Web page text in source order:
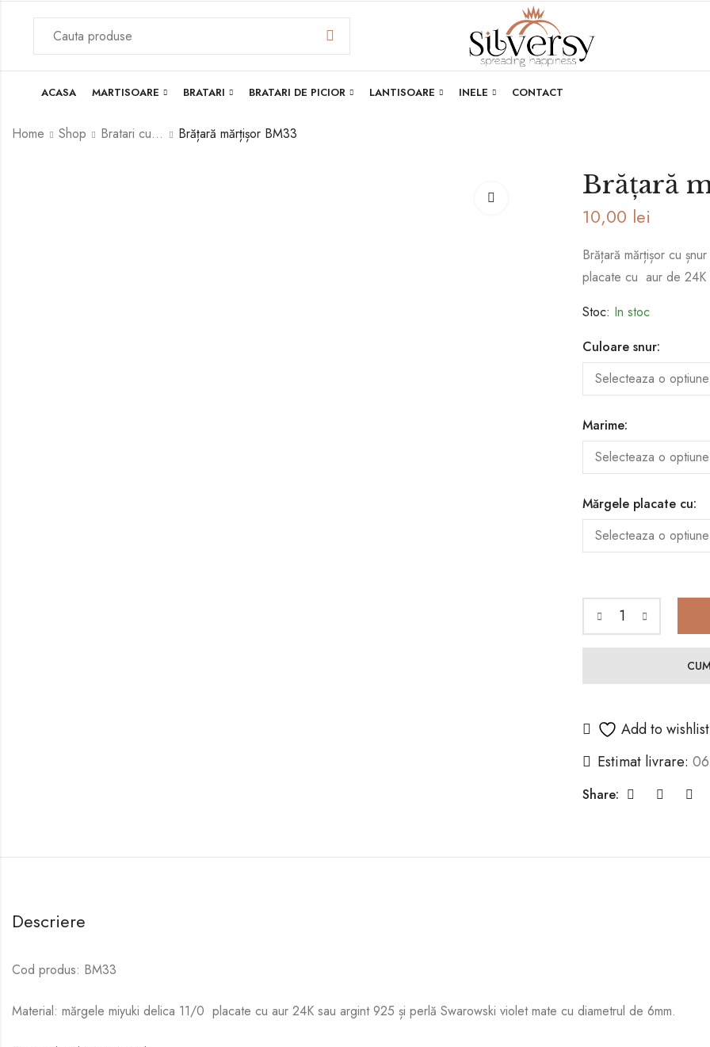
ACASA MARTISOARE BRATARI BRATARI DE PICIOR LANTISOARE INELE CONTACT
Home Shop Bratari cu perla Swarovski Brățară mărțișor BM33
Brățară
10,00 lei
Brățară mărțișor cu
placate cu aur de 24K
Stoc: In stoc
Culoare snur:
Marime:
Mărgele placate cu:
Add to wishlist
Estimat livrare:
Share:
Descriere
Cod produs: BM33
Material: mărgele miyuki delica 11/0 placate cu aur 24K sau argint 925 și perlă Swarowski violet mate cu diametrul de 6mm.